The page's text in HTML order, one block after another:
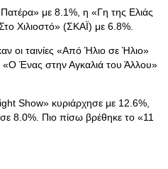
με 8.1%, η «Γη της Ελιάς
Χιλιοστό» (ΣΚΑΪ) με 6.8%.
οι ταινίες «Από Ήλιο σε Ήλιο»
«Ο Ένας στην Αγκαλιά του Άλλου»
Show» κυριάρχησε με 12.6%,
8.0%. Πιο πίσω βρέθηκε το «11